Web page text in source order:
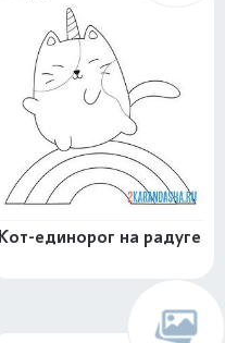
Кот-единорог на радуге